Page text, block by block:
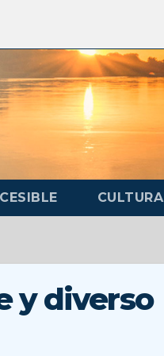
CULTURA
y diverso